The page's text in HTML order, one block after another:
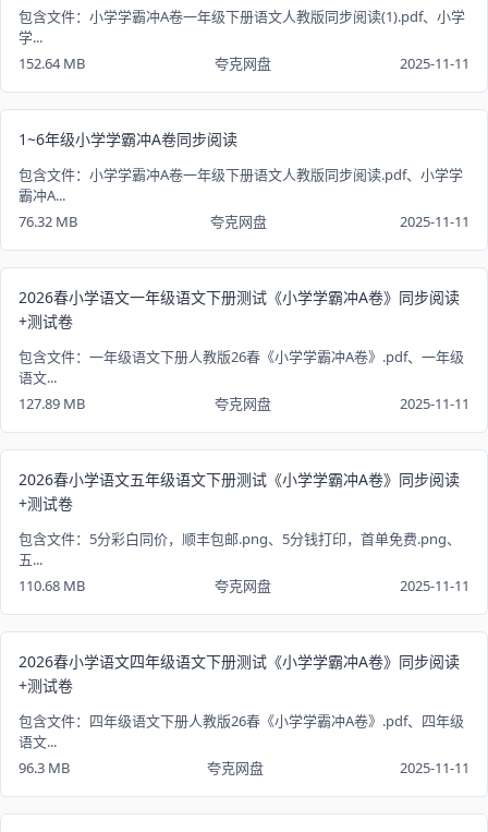
包含文件：小学学霸冲A卷一年级下册语文人教版同步阅读(1).pdf、小学
学...
152.64 MB
夸克网盘 2025-11-11
1~6年级小学学霸冲A卷同步阅读
包含文件：小学学霸冲A卷一年级下册语文人教版同步阅读.pdf、小学学
霸冲A...
76.32 MB
夸克网盘 2025-11-11
2026春小学语文一年级语文下册测试《小学学霸冲A卷》同步阅读
+测试卷
包含文件：一年级语文下册人教版26春《小学学霸冲A卷》.pdf、一年级
语文...
127.89 MB
夸克网盘 2025-11-11
2026春小学语文五年级语文下册测试《小学学霸冲A卷》同步阅读
+测试卷
包含文件：5分彩白同价，顺丰包邮.png、5分钱打印，首单免费.png、
五...
110.68 MB
夸克网盘 2025-11-11
2026春小学语文四年级语文下册测试《小学学霸冲A卷》同步阅读
+测试卷
包含文件：四年级语文下册人教版26春《小学学霸冲A卷》.pdf、四年级
语文...
96.3 MB
夸克网盘 2025-11-11